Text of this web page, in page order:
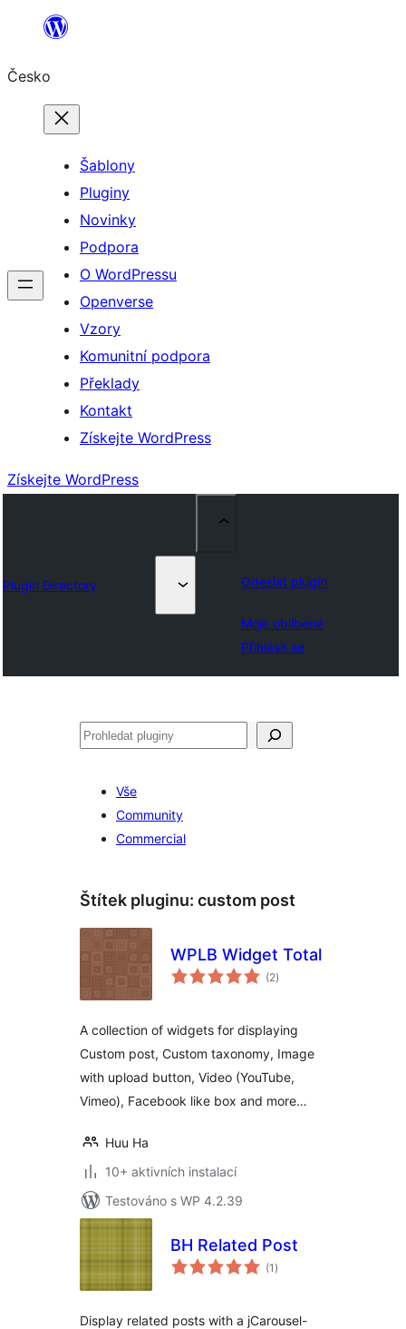
Přeskočit
obsah
Česko
Šablony
Pluginy
Novinky
Podpora
O WordPressu
Openverse
Vzory
Komunitní podpora
Překlady
Kontakt
Získejte WordPress
Získejte WordPress
Plugin Directory Odeslat plugin
Moje oblíbené
Přihlásit se
Hledat
Vše
Community
Commercial
Štítek pluginu: custom post
WPLB Widget Total
(2celkové
hodnocení
)
A collection of widgets for displaying
Custom post, Custom taxonomy, Image
with upload button, Video (YouTube,
Vimeo), Facebook like box and more…
Huu Ha
10+ aktivních instalací
Testováno s WP 4.2.39
BH Related Post
(1 celkové
hodnocení
)
Display related posts with a jCarousel-